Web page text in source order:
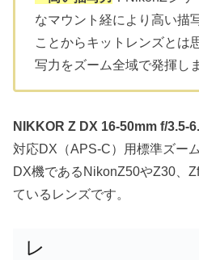
なマウント経により高い描
ことからキットレンズとは
写力をズーム全域で発揮し
NIKKOR Z DX 16-50mm f/3.5-
対応DX（APS-C）用標準ズー
DX機であるNikonZ50やZ30、
ているレンズです。
レ